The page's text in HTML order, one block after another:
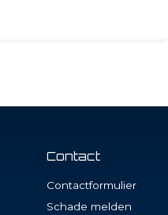
Contact
Contactformulier
Schade melden